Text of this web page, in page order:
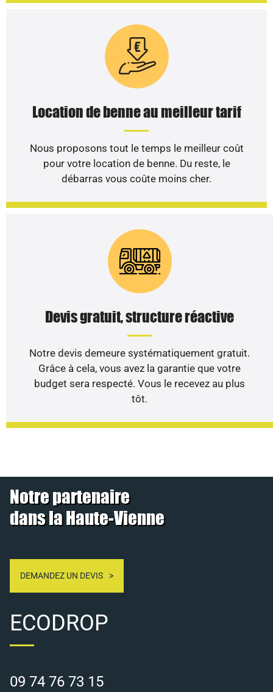
Location de benne au meilleur tarif
Nous proposons tout le temps le meilleur coût
pour votre location de benne. Du reste, le
débarras vous coûte moins cher.
Devis gratuit, structure réactive
Notre devis demeure systématiquement gratuit.
Grâce à cela, vous avez la garantie que votre
budget sera respecté. Vous le recevez au plus
tôt.
Notre partenaire
dans la Haute-Vienne
DEMANDEZ UN DEVIS
ECODROP
09 74 76 73 15